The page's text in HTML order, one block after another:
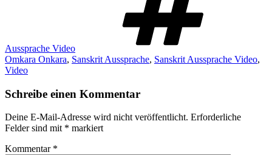
Aussprache Video
Omkara Onkara, Sanskrit Aussprache, Sanskrit Aussprache Video,
Video
Schreibe einen Kommentar
Deine E-Mail-Adresse wird nicht veröffentlicht. Erforderliche
Felder sind mit * markiert
Kommentar *